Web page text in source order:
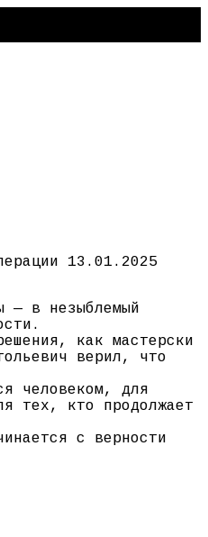
13.01.2025
— в незыблемый
как мастерски
верил, что
человеком, для
тех, кто продолжает
с верности